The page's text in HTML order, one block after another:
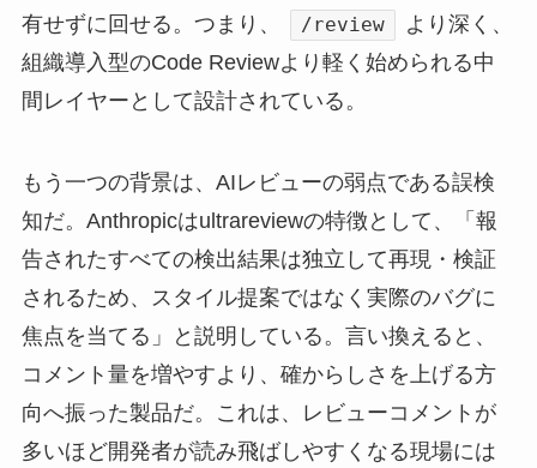
有せずに回せる。つまり、
/review
より深く、
組織導入型のCode Reviewより軽く始められる中
間レイヤーとして設計されている。
もう一つの背景は、AIレビューの弱点である誤検
知だ。Anthropicはultrareviewの特徴として、「報
告されたすべての検出結果は独立して再現・検証
されるため、スタイル提案ではなく実際のバグに
焦点を当てる」と説明している。言い換えると、
コメント量を増やすより、確からしさを上げる方
向へ振った製品だ。これは、レビューコメントが
多いほど開発者が読み飛ばしやすくなる現場には